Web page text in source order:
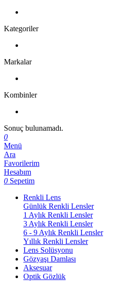
Kategoriler
Markalar
Kombinler
Sonuç bulunamadı.
0
Menü
Ara
Favorilerim
Hesabım
0 Sepetim
Renkli Lens
Günlük Renkli Lensler
1 Aylık Renkli Lensler
3 Aylık Renkli Lensler
6 - 9 Aylık Renkli Lensler
Yıllık Renkli Lensler
Lens Solüsyonu
Gözyaşı Damlası
Aksesuar
Optik Gözlük